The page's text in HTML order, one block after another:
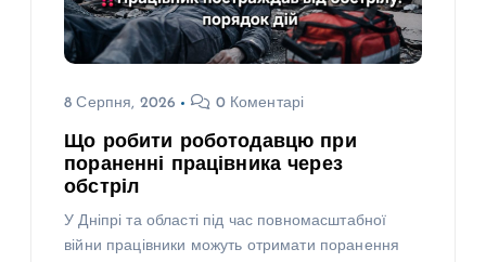
8 Серпня, 2026 0 Коментарі
Що робити роботодавцю при
пораненні працівника через
обстріл
У Дніпрі та області під час повномасштабної
війни працівники можуть отримати поранення